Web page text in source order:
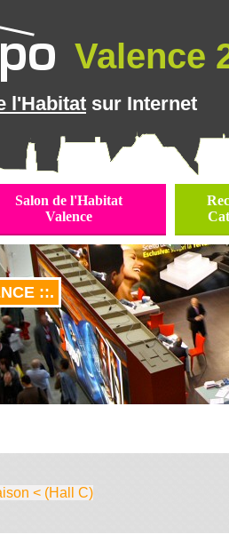
Valence
l'Habitat sur Internet
Salon de l'Habitat
Valence
::.
< (Hall C)